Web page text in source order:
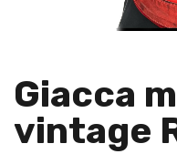
Giacca
vintage